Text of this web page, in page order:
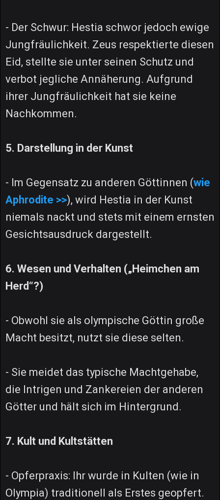
- Der Schwur: Hestia schwor jedoch ewige
Jungfräulichkeit. Zeus respektierte diesen
Eid, stellte sie unter seinen Schutz und
verbot jegliche Annäherung. Aufgrund
ihrer Jungfräulichkeit hat sie keine
Nachkommen.
5. Darstellung in der Kunst
- Im Gegensatz zu anderen Göttinnen (wie
Aphrodite >>), wird Hestia in der Kunst
niemals nackt und stets mit einem ernsten
Gesichtsausdruck dargestellt.
6. Wesen und Verhalten („Heimchen am
Herd“?)
- Obwohl sie als olympische Göttin große
Macht besitzt, nutzt sie diese selten.
- Sie meidet das typische Machtgehabe,
die Intrigen und Zankereien der anderen
Götter und hält sich im Hintergrund.
7. Kult und Kultstätten
- Opferpraxis: Ihr wurde in Kulten (wie in
Olympia) traditionell als Erstes geopfert.